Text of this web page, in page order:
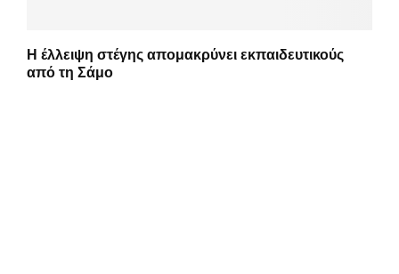
Η έλλειψη στέγης απομακρύνει εκπαιδευτικούς
από τη Σάμο